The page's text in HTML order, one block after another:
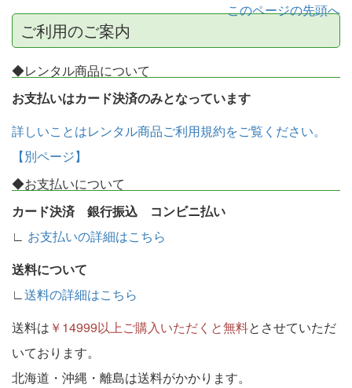
このページの先頭へ
ご利用のご案内
◆レンタル商品について
お支払いはカード決済のみとなっています
詳しいことはレンタル商品ご利用規約をご覧ください。
【別ページ】
◆お支払いについて
カード決済 銀行振込 コンビニ払い
∟ お支払いの詳細はこちら
送料について
∟送料の詳細はこちら
送料は ￥14999以上ご購入いただくと無料とさせていただ
いております。
北海道・沖縄・離島は送料がかかります。